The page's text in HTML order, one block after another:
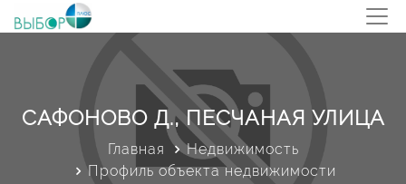
САФОНОВО Д., ПЕСЧАНАЯ УЛИЦА
Главная
Недвижимость
Профиль объекта недвижимости